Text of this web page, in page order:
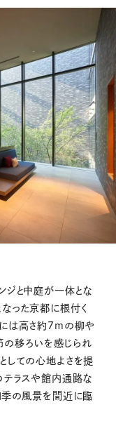
ジと中庭が一体とな
った京都に根付く
には高さ約7mの柳や
の移ろいを感じられ
しての心地よさを提
テラスや館内通路な
季の風景を間近に臨